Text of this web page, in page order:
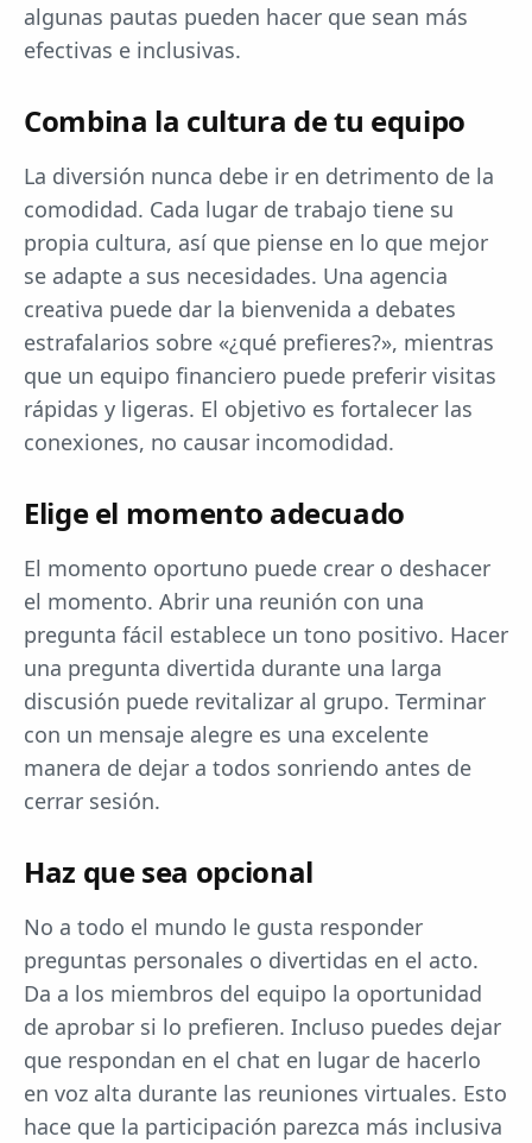
algunas pautas pueden hacer que sean más
efectivas e inclusivas.
Combina la cultura de tu equipo
La diversión nunca debe ir en detrimento de la
comodidad. Cada lugar de trabajo tiene su
propia cultura, así que piense en lo que mejor
se adapte a sus necesidades. Una agencia
creativa puede dar la bienvenida a debates
estrafalarios sobre «¿qué prefieres?», mientras
que un equipo financiero puede preferir visitas
rápidas y ligeras. El objetivo es fortalecer las
conexiones, no causar incomodidad.
Elige el momento adecuado
El momento oportuno puede crear o deshacer
el momento. Abrir una reunión con una
pregunta fácil establece un tono positivo. Hacer
una pregunta divertida durante una larga
discusión puede revitalizar al grupo. Terminar
con un mensaje alegre es una excelente
manera de dejar a todos sonriendo antes de
cerrar sesión.
Haz que sea opcional
No a todo el mundo le gusta responder
preguntas personales o divertidas en el acto.
Da a los miembros del equipo la oportunidad
de aprobar si lo prefieren. Incluso puedes dejar
que respondan en el chat en lugar de hacerlo
en voz alta durante las reuniones virtuales. Esto
hace que la participación parezca más inclusiva